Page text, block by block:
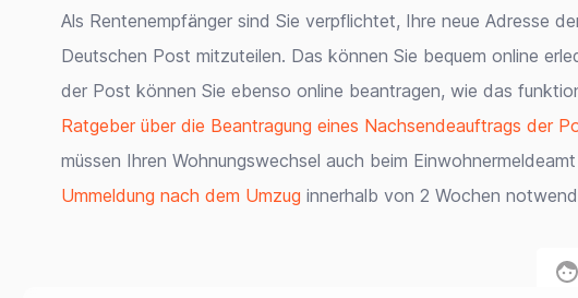
Als Rentenempfänger sind Sie verpflichtet, Ihre neue Adresse
Deutschen Post mitzuteilen. Das können Sie bequem online
der Post können Sie ebenso online beantragen, wie das
Ratgeber über die Beantragung eines Nachsendeauftrags der
müssen Ihren Wohnungswechsel auch beim
Ummeldung nach dem Umzug innerhalb von 2 Wochen